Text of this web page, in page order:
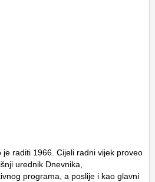
je raditi 1966. Cijeli radni vijek proveo
urednik Dnevnika,
programa, a poslije i kao glavni